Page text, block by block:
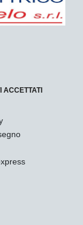
ACCETTATI